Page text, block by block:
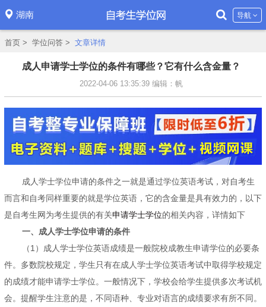
湖南 导航
首页 > 学位问答 > 文章详情
成人申请学士学位的条件有哪些？它有什么含金量？
2022-04-06 13:35:39 编辑：帆
成人学士学位申请的条件之一就是通过学位英语考试，对自考生
而言和自考同样重要的就是学位英语，它的含金量是具有效力的，以下
是自考生网为考生提供的有关申请学士学位的相关内容，详情如下
一、成人学士学位申请的条件
（1）成人学士学位英语成绩是一般院校成教生申请学位的必要条
件。多数院校规定，学生只有在成人学士学位英语考试中取得学校规定
的成绩才能申请学士学位。一般情况下，学校会给学生提供多次考试机
会。提醒学生注意的是，不同语种、专业对语言的成绩要求有所不同。